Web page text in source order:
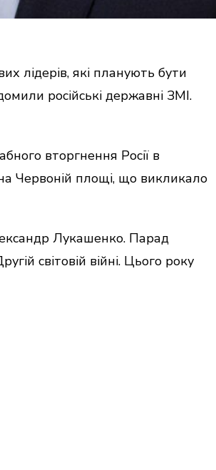
лідерів, які планують бути
російські державні ЗМІ.
вторгнення Росії в
Червоній площі, що викликало
Лукашенко. Парад
світовій війні. Цього року